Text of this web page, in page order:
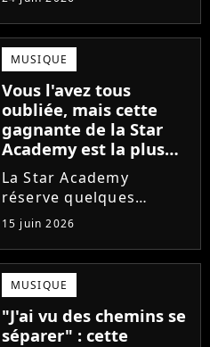
prochaine saison de la
Star Academy. Mais qui
prendra sa place ? Alors
que son nom circule,
cet ancien gagnant de
l'émission...
MUSIQUE
Vous l'avez tous
oubliée, mais cette
gagnante de la Star
Academy est la plus
écoutée de l'histoire
de l'émission !
La Star Academy
réserve quelques
surprises. Cette
gagnante totalement
oubliée de l'émission
est aujourd'hui plus
écoutée en streaming
que Jenifer et Nolwenn
Leroy !
15 juin 2026
MUSIQUE
"J'ai vu des chemins se
séparer" : cette